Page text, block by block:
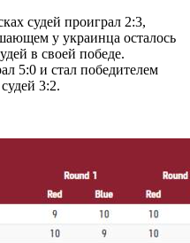
судей проиграл 2:3,
у украинца осталось
в своей победе.
5:0 и стал победителем
3:2.